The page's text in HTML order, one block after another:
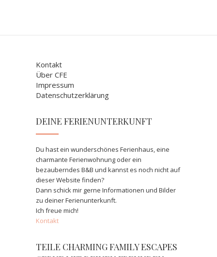
Kontakt
Über CFE
Impressum
Datenschutzerklärung
DEINE FERIENUNTERKUNFT
Du hast ein wunderschönes Ferienhaus, eine
charmante Ferienwohnung oder ein
bezauberndes B&B und kannst es noch nicht auf
dieser Website finden?
Dann schick mir gerne Informationen und Bilder
zu deiner Ferienunterkunft.
Ich freue mich!
Kontakt
TEILE CHARMING FAMILY ESCAPES